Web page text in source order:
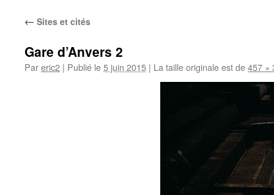
← Sites et cités
Gare d’Anvers 2
Pareric2 | Publié le5 juin 2015 | La taille originale est de457 ×